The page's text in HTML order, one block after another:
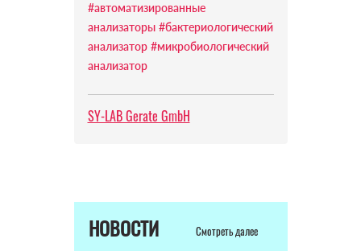
#автоматизированные
анализаторы #бактериологический
анализатор #микробиологический
анализатор
SY-LAB Gerate GmbH
НОВОСТИ Смотреть далее